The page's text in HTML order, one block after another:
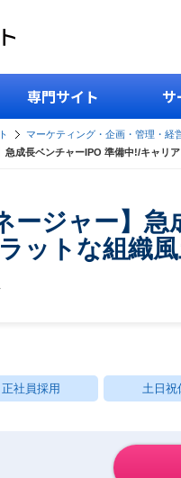
専門サイト サ
マーケティング・企画・管理・経
急成長ベンチャーIPO 準備中!/キャリ
ージャー】
ットな組織
正社員採用 土日祝